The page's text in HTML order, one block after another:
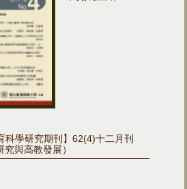
科學研究期刊】62(4)十二月刊
究與高教發展）